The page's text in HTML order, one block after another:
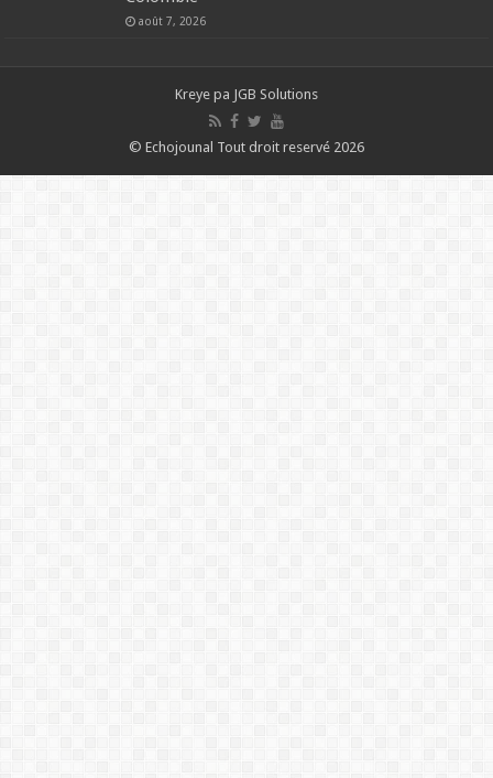
août 7, 2026
Kreye pa JGB Solutions
© Echojounal Tout droit reservé 2026